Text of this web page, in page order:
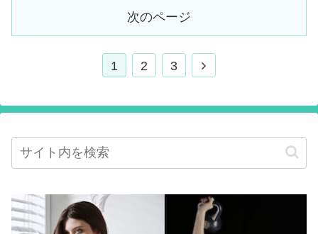
次のページ
1 2 3